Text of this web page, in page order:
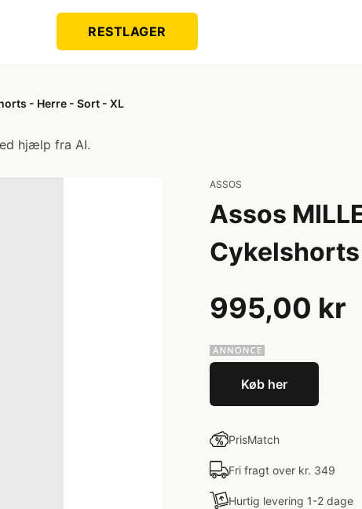
RESTLAGER
- Herre - Sort - XL
hjælp fra AI.
ASSOS
Assos
995,00 kr
Køb her
PrisMatch
Fri fragt over kr. 349
Hurtig levering 1-2 dage